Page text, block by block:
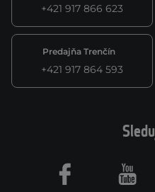
+421 917 866 623
Predajňa Trenčín
+421 917 864 593
Facebook